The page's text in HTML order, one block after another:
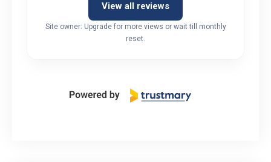
View all reviews
Site owner: Upgrade for more views or wait till monthly
reset.